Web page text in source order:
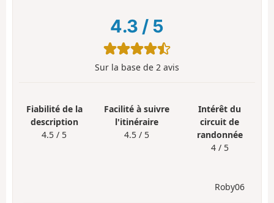
4.3 / 5
Sur la base de 2 avis
Fiabilité de la
description
4.5 / 5
Facilité à suivre
l'itinéraire
4.5 / 5
Intérêt du
circuit de
randonnée
4 / 5
Roby06